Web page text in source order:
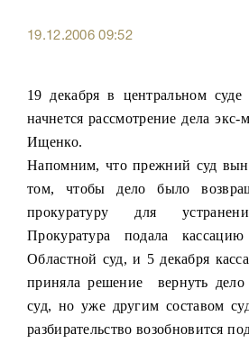
19.12.2006 09:52
19 декабря в центральном суде
начнется рассмотрение дела экс-
Ищенко.
Напомним, что прежний суд
том, чтобы дело было
прокуратуру для
Прокуратура подала
Областной суд, и 5 декабря
приняла решение
вернуть
суд, но уже другим составом
разбирательство возобновится